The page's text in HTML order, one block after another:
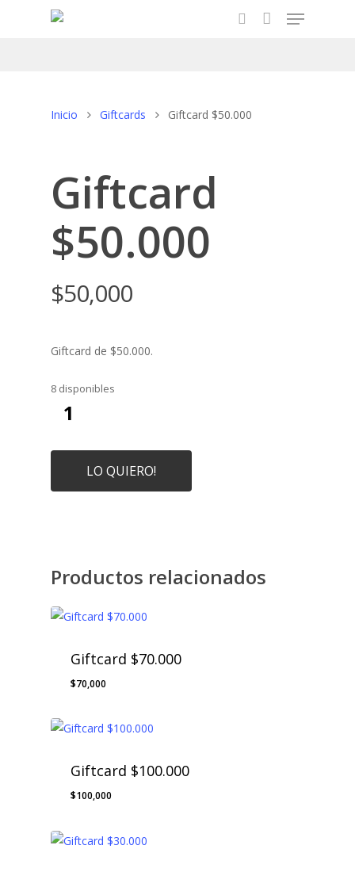
Inicio Giftcards Giftcard $50.000
Giftcard
$50.000
$50,000
Giftcard de $50.000.
8 disponibles
LO QUIERO!
Productos relacionados
Giftcard $70.000
$70,000
Giftcard $100.000
$100,000